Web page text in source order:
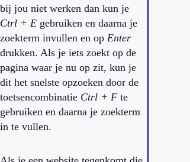
bij jou niet werken dan kun je
Ctrl + E gebruiken en daarna je
zoekterm invullen en op Enter
drukken. Als je iets zoekt op de
pagina waar je nu op zit, kun je
dit het snelste opzoeken door de
toetsencombinatie Ctrl + F te
gebruiken en daarna je zoekterm
in te vullen.